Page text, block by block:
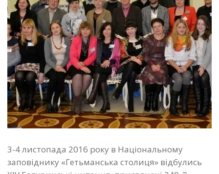
3-4 листопада 2016 року в Національному
заповіднику «Гетьманська столиця» відбулись